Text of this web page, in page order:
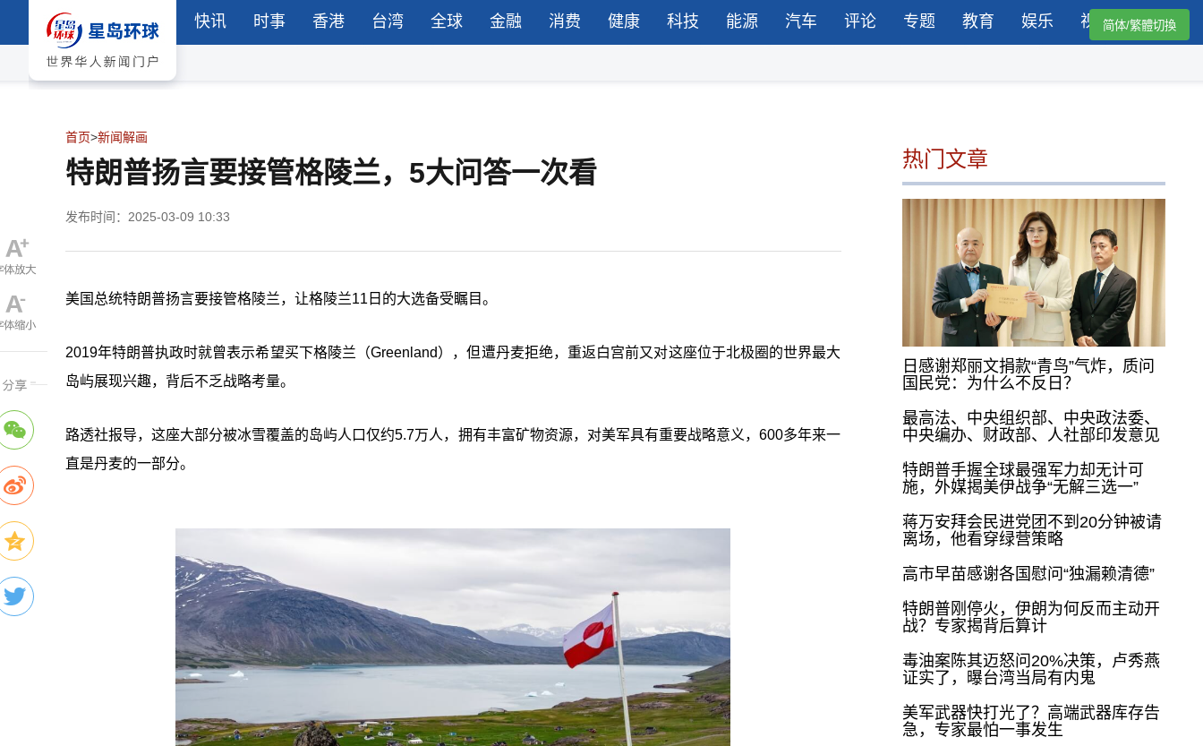
快讯 时事 香港 台湾 全球 金融 消费 健康 科技 能源 汽车 评论 专题 教育 娱乐 视频简体/繁體切換
首页>新闻解画
特朗普扬言要接管格陵兰，5大问答一次看
发布时间：2025-03-09 10:33
美国总统特朗普扬言要接管格陵兰，让格陵兰11日的大选备受瞩目。
2019年特朗普执政时就曾表示希望买下格陵兰（Greenland），但遭丹麦拒绝，重返白宫前又对这座位于北极圈的世界最大
岛屿展现兴趣，背后不乏战略考量。
路透社报导，这座大部分被冰雪覆盖的岛屿人口仅约5.7万人，拥有丰富矿物资源，对美军具有重要战略意义，600多年来一
直是丹麦的一部分。
热门文章
日感谢郑丽文捐款“青鸟”气炸，质问
国民党：为什么不反日？
最高法、中央组织部、中央政法委、
中央编办、财政部、人社部印发意见
特朗普手握全球最强军力却无计可
施，外媒揭美伊战争“无解三选一”
蒋万安拜会民进党团不到20分钟被请
离场，他看穿绿营策略
高市早苗感谢各国慰问“独漏赖清德”
特朗普刚停火，伊朗为何反而主动开
战？专家揭背后算计
毒油案陈其迈怒问20%决策，卢秀燕
证实了，曝台湾当局有内鬼
美军武器快打光了？高端武器库存告
急，专家最怕一事发生